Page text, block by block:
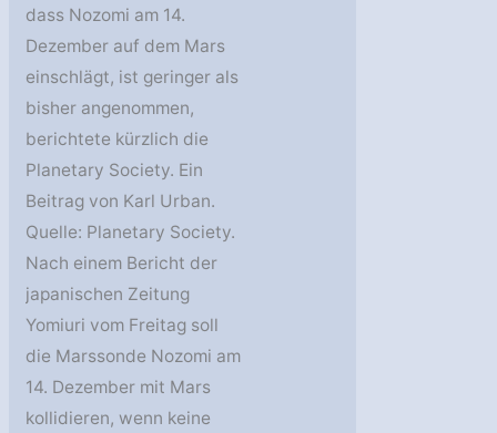
dass Nozomi am 14.
Dezember auf dem Mars
einschlägt, ist geringer als
bisher angenommen,
berichtete kürzlich die
Planetary Society. Ein
Beitrag von Karl Urban.
Quelle: Planetary Society.
Nach einem Bericht der
japanischen Zeitung
Yomiuri vom Freitag soll
die Marssonde Nozomi am
14. Dezember mit Mars
kollidieren, wenn keine